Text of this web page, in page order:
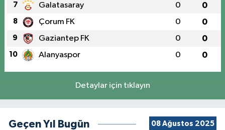
7 Galatasaray 0 0
8 Çorum FK 0 0
9 Gaziantep FK 0 0
10 Alanyaspor 0 0
Detaylar için tıklayın
Geçen Yıl Bugün 08 Ağustos 2025